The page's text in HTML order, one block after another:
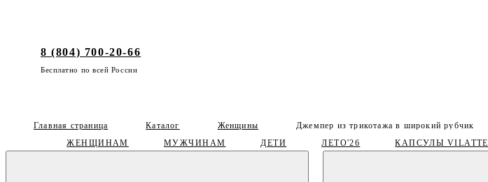
8 (804) 700-20-66
Бесплатно по всей России
ЖЕНЩИНАМ МУЖЧИНАМ ДЕТИ ЛЕТО'26 КАПСУЛЫ VILATTE
Главная страница Каталог Женщины Джемпер из трикотажа в широкий рубчик